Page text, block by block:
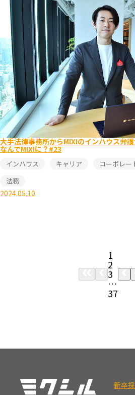
大手法律事務所からMIXIのインハウス弁
なんでMIXIに？#23
インハウス キャリア コーポレー
法務
2024.05.10
1
2
3
…
37
新卒